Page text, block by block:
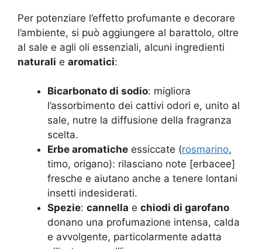
Per potenziare l’effetto profumante e decorare
l’ambiente, si può aggiungere al barattolo, oltre
al sale e agli oli essenziali, alcuni ingredienti
naturali e aromatici:
Bicarbonato di sodio: migliora
l’assorbimento dei cattivi odori e, unito al
sale, nutre la diffusione della fragranza
scelta.
Erbe aromatiche essiccate (rosmarino,
timo, origano): rilasciano note [erbacee]
fresche e aiutano anche a tenere lontani
insetti indesiderati.
Spezie: cannella e chiodi di garofano
donano una profumazione intensa, calda
e avvolgente, particolarmente adatta